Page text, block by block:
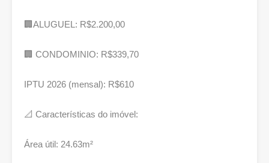
🏢ALUGUEL: R$2.200,00
🏢 CONDOMINIO: R$339,70
IPTU 2026 (mensal): R$610
📐 Características do imóvel:
Área útil: 24.63m²